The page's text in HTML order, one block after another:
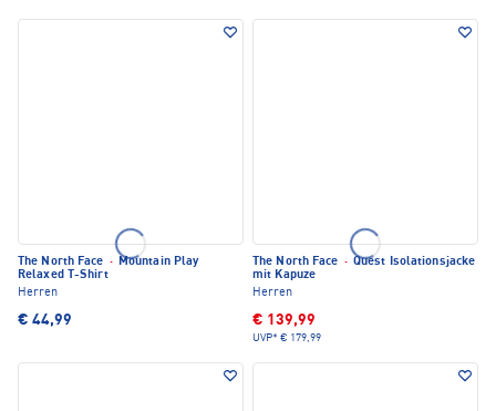
The North Face · Mountain Play
Relaxed T-Shirt
Herren
€ 44,99
The North Face · Quest Isolationsjacke
mit Kapuze
Herren
€ 139,99
UVP* € 179,99